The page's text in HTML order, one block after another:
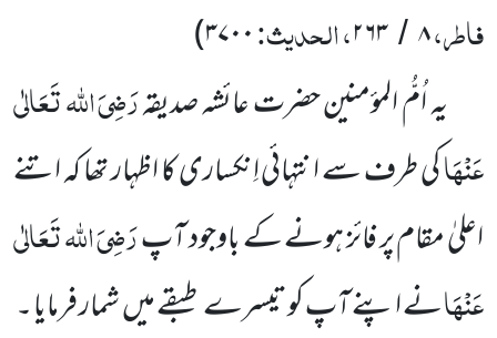
فاطر،۸ / ۲۶۳، الحدیث:۳۷۰۰)
یہ اُمُّ المؤمنین حضرت عائشہ صدیقہرَضِیَ اللہ تَعَالٰی
عَنْہَاکی طرف سے انتہائی اِنکساری کا اظہار تھا کہ اتنے
اعلیٰمقام پر فائز ہونے کے باوجود آپرَضِیَ اللہ تَعَالٰی
عَنْہَانے اپنے آپ کو تیسرے طبقے میںشمار فرمایا ۔